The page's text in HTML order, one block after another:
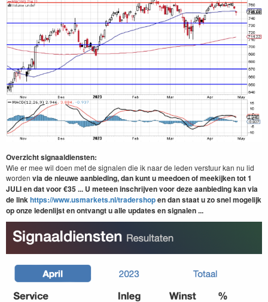
Overzicht signaaldiensten:
Wie er mee wil doen met de signalen die ik naar de leden verstuur kan nu lid
worden via de nieuwe aanbieding, dan kunt u meedoen of meekijken tot 1
JULIen datvoor €35 ... U meteen inschrijven voor deze aanbieding kan via
de linkhttps://www.usmarkets.nl/tradershopen dan staat u zo snel mogelijk
op onze ledenlijst en ontvangt u alle updates en signalen ...